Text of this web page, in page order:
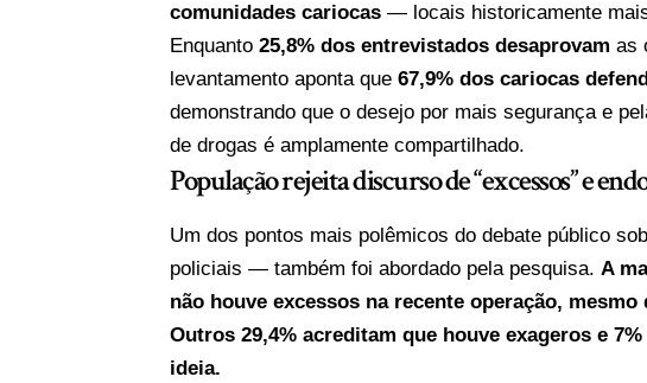
comunidades cariocas — locais historicamente
Enquanto25,8% dos entrevistados desaprovam as
levantamento aponta que67,9% dos cariocas
demonstrando que o desejo por mais segurança e
de drogas é amplamente compartilhado.
População rejeita discurso de “excessos” e
Um dos pontos mais polêmicos do debate público
policiais — também foi abordado pela pesquisa. A
não houve excessos na recente operação,
Outros 29,4% acreditam que houve exageros e
ideia.